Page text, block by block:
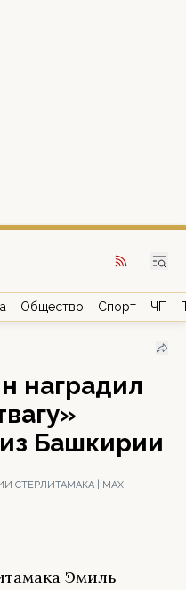
Общество Спорт ЧП
наградил
Башкирии
СТЕРЛИТАМАКА | МАХ
Эмиль